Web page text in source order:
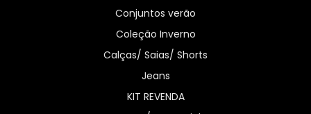
Conjuntos verão
Coleção Inverno
Calças/ Saias/ Shorts
Jeans
KIT REVENDA